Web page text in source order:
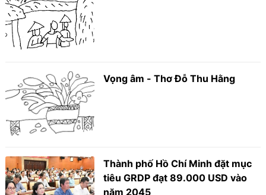
Vọng âm - Thơ Đỗ Thu Hằng
Thành phố Hồ Chí Minh đặt mục
tiêu GRDP đạt 89.000 USD vào
năm 2045